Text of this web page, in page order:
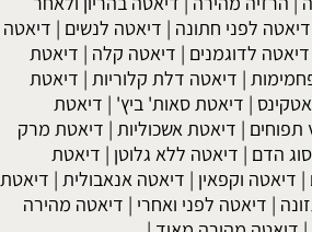
דיאטה לפני חתונה | דיאטה לנשים | דיאטה
דיאטה לדוגמנים | דיאטה קלה | דיאטת
| דיאטה דלת קלוריות | דיאטת
| דיאטת סאות' ביץ' | דיאטת
תפוחים | דיאטת אשכוליות | דיאטת מרק
הדם | דיאטה ללא גלוטן | דיאטת
| דיאטה וקפאין | דיאטה אנאבולית | דיאטת
| דיאטה לפני ואחרי | דיאטה מהירה